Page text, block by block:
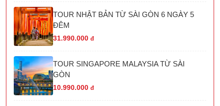
TOUR NHẬT BẢN TỪ SÀI GÒN 6 NGÀY 5
ĐÊM
31.990.000 đ
TOUR SINGAPORE MALAYSIA TỪ SÀI
GÒN
10.990.000 đ